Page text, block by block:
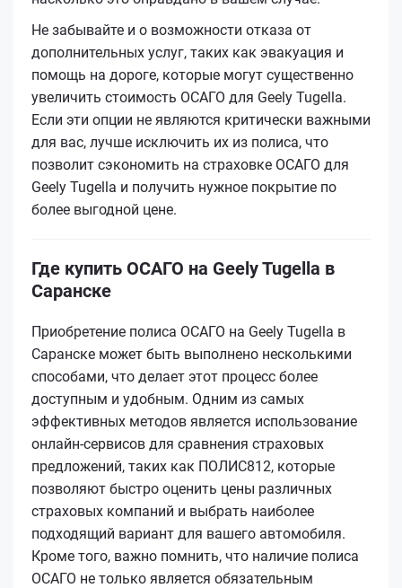
Не забывайте и о возможности отказа от
дополнительных услуг, таких как эвакуация и
помощь на дороге, которые могут существенно
увеличить стоимость ОСАГО для Geely Tugella.
Если эти опции не являются критически важными
для вас, лучше исключить их из полиса, что
позволит сэкономить на страховке ОСАГО для
Geely Tugella и получить нужное покрытие по
более выгодной цене.
Где купить ОСАГО на Geely Tugella в
Саранске
Приобретение полиса ОСАГО на Geely Tugella в
Саранске может быть выполнено несколькими
способами, что делает этот процесс более
доступным и удобным. Одним из самых
эффективных методов является использование
онлайн-сервисов для сравнения страховых
предложений, таких как ПОЛИС812, которые
позволяют быстро оценить цены различных
страховых компаний и выбрать наиболее
подходящий вариант для вашего автомобиля.
Кроме того, важно помнить, что наличие полиса
ОСАГО не только является обязательным